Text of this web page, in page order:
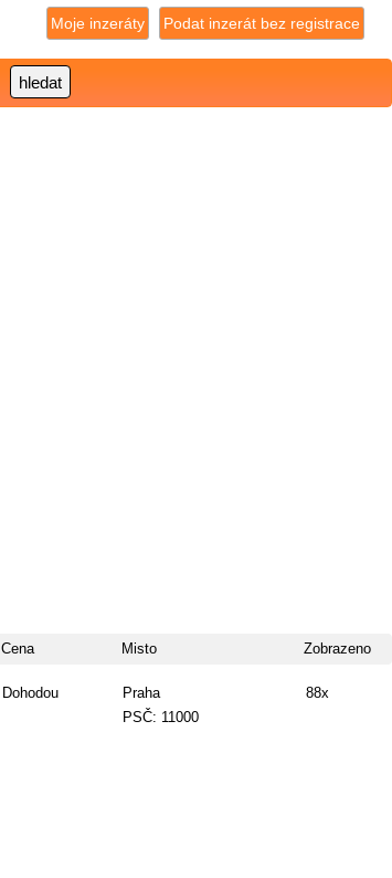
Podat inzerát bez registrace
Moje inzeráty
Cena Misto Zobrazeno
Dohodou
Praha
PSČ: 11000
88x